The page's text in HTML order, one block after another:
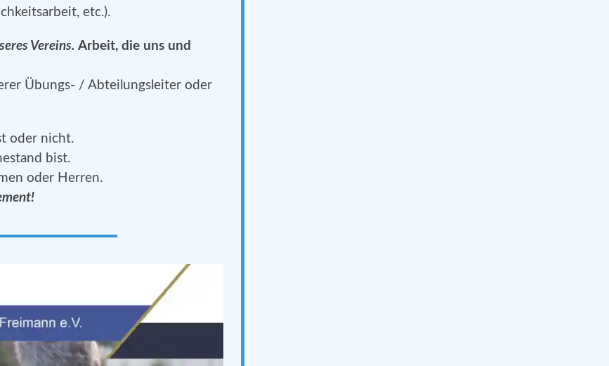
etc.).
Vereins. Arbeit, die uns und
Übungs- / Abteilungsleiter oder
oder nicht.
bist.
oder Herren.